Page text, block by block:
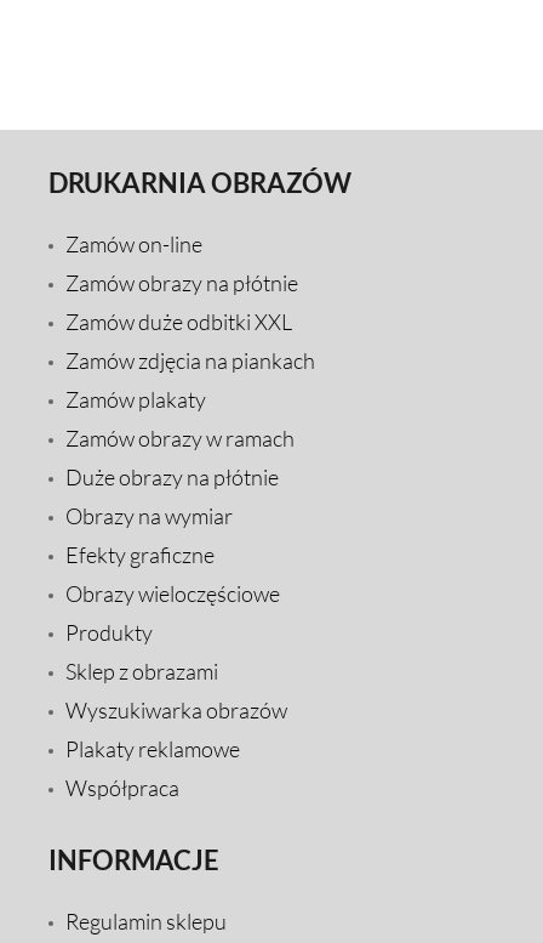
DRUKARNIA OBRAZÓW
Zamów on-line
Zamów obrazy na płótnie
Zamów duże odbitki XXL
Zamów zdjęcia na piankach
Zamów plakaty
Zamów obrazy w ramach
Duże obrazy na płótnie
Obrazy na wymiar
Efekty graficzne
Obrazy wieloczęściowe
Produkty
Sklep z obrazami
Wyszukiwarka obrazów
Plakaty reklamowe
Współpraca
INFORMACJE
Regulamin sklepu